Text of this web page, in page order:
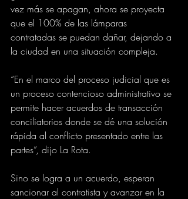
vez más se apagan, ahora se proyecta
que el 100% de las lámparas
contratadas se puedan dañar, dejando a
la ciudad en una situación compleja.
“En el marco del proceso judicial que es
un proceso contencioso administrativo se
permite hacer acuerdos de transacción
conciliatorios donde se dé una solución
rápida al conflicto presentado entre las
partes”, dijo La Rota.
Sino se logra a un acuerdo, esperan
sancionar al contratista y avanzar en la